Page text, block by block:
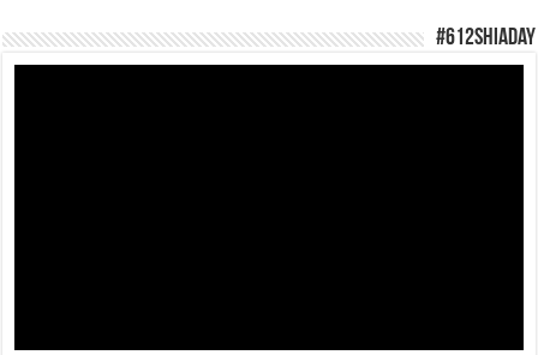
#612ShiaDay